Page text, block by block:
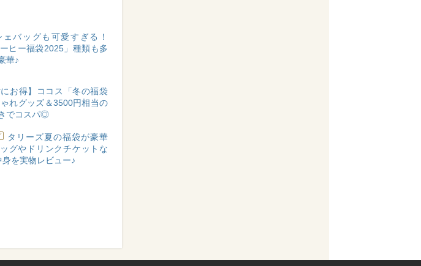
ェバッグも可愛すぎる！
ヒー福袋2025」種類も多
華♪
にお得】ココス「冬の福袋
れグッズ＆3500円相当の
でコスパ◎
タリーズ夏の福袋が豪華
グやドリンクチケットな
身を実物レビュー♪